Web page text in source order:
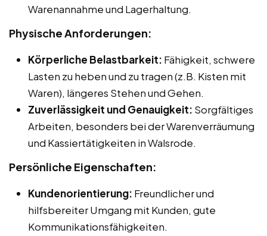
Warenannahme und Lagerhaltung.
Physische Anforderungen:
Körperliche Belastbarkeit: Fähigkeit, schwere
Lasten zu heben und zu tragen (z.B. Kisten mit
Waren), längeres Stehen und Gehen.
Zuverlässigkeit und Genauigkeit: Sorgfältiges
Arbeiten, besonders bei der Warenverräumung
und Kassiertätigkeiten in Walsrode.
Persönliche Eigenschaften:
Kundenorientierung: Freundlicher und
hilfsbereiter Umgang mit Kunden, gute
Kommunikationsfähigkeiten.